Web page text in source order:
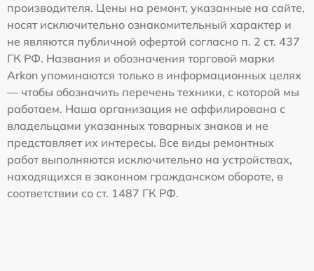
производителя. Цены на ремонт, указанные на сайте,
носят исключительно ознакомительный характер и
не являются публичной офертой согласно п. 2 ст. 437
ГК РФ. Названия и обозначения торговой марки
Arkon упоминаются только в информационных целях
— чтобы обозначить перечень техники, с которой мы
работаем. Наша организация не аффилирована с
владельцами указанных товарных знаков и не
представляет их интересы. Все виды ремонтных
работ выполняются исключительно на устройствах,
находящихся в законном гражданском обороте, в
соответствии со ст. 1487 ГК РФ.